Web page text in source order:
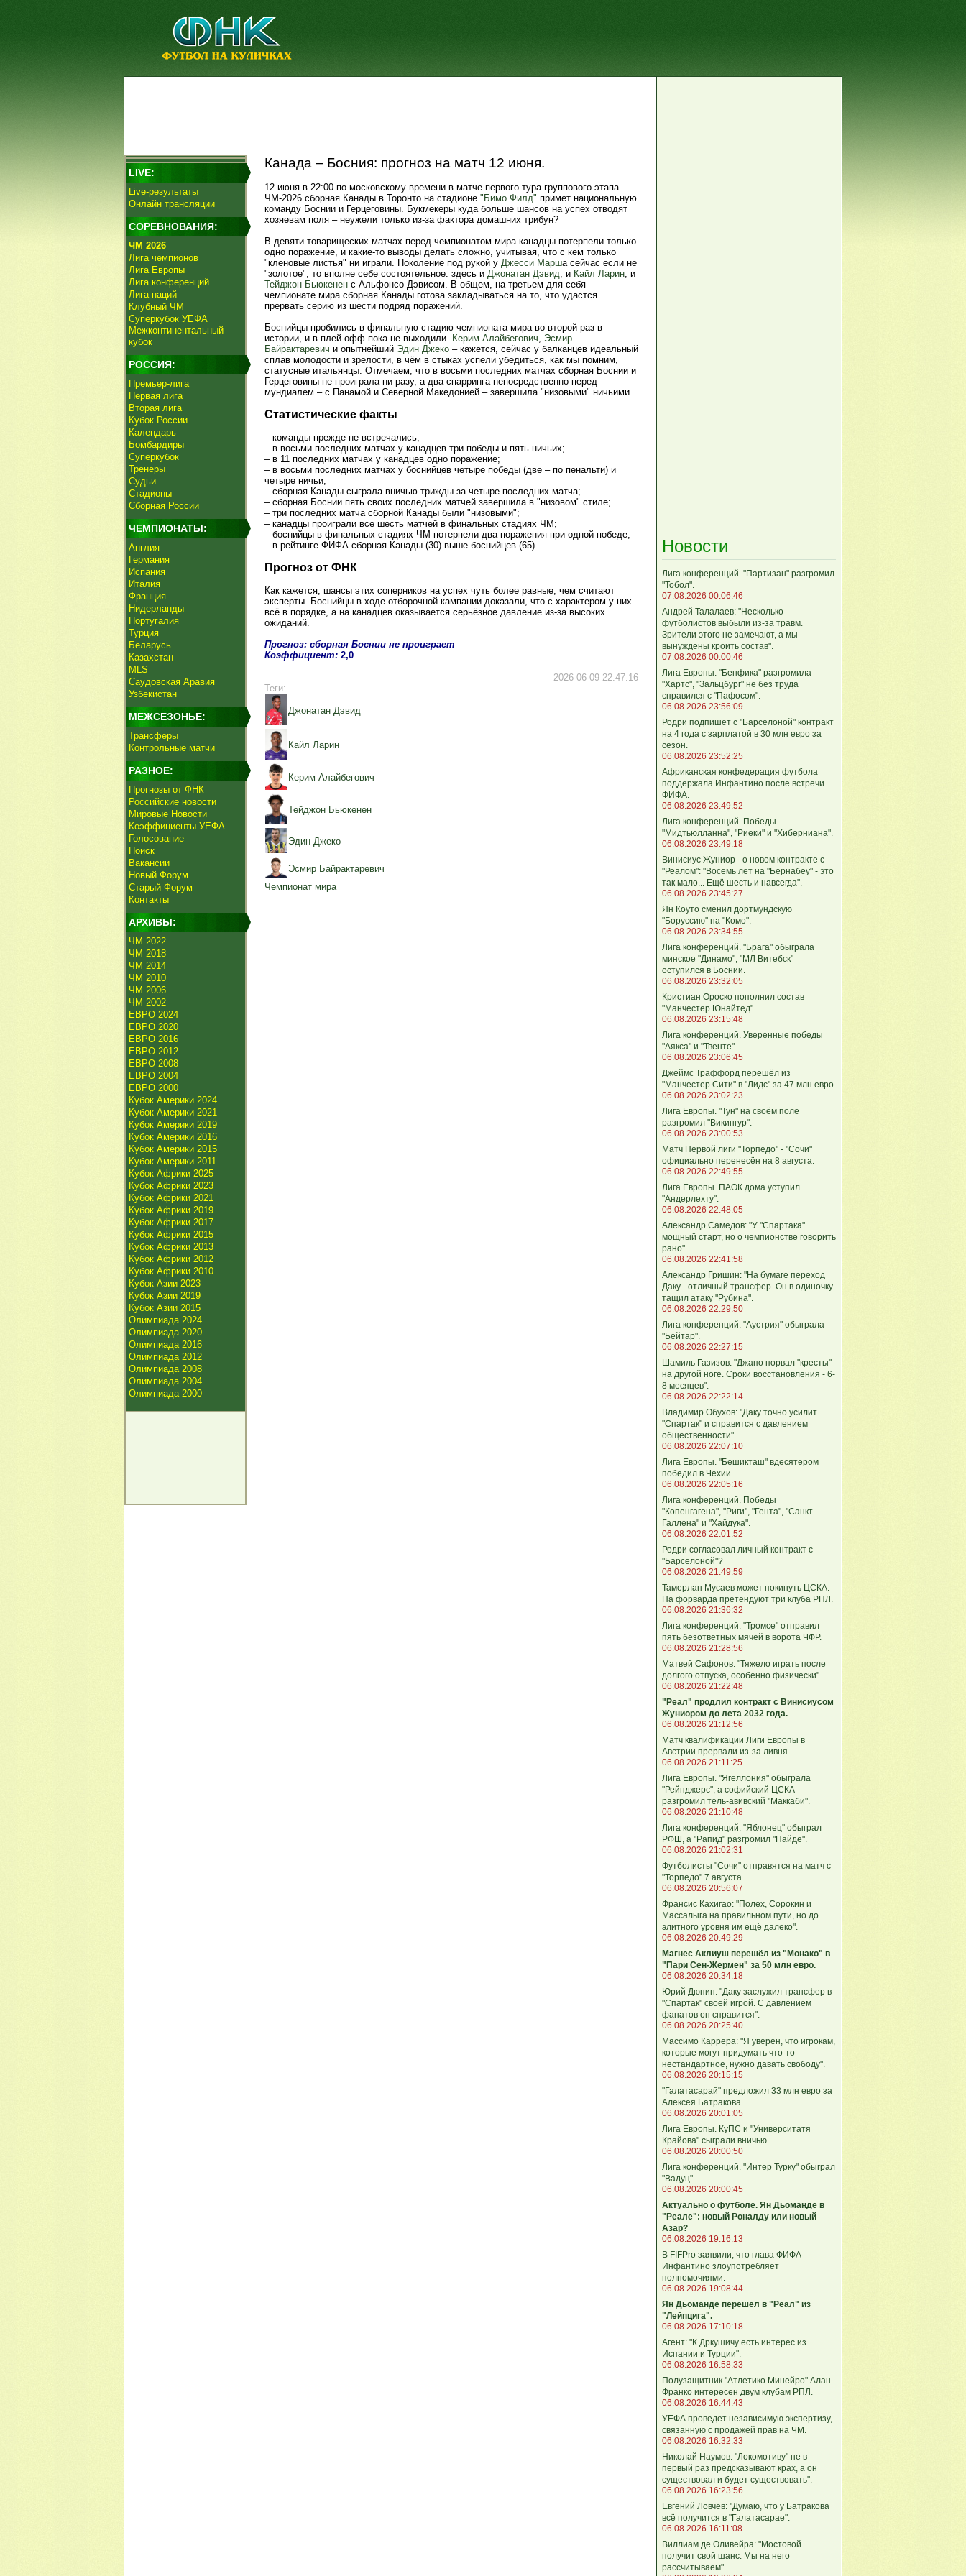
LIVE:
Live-результаты
Онлайн трансляции
СОРЕВНОВАНИЯ:
ЧМ 2026
Лига чемпионов
Лига Европы
Лига конференций
Лига наций
Клубный ЧМ
Суперкубок УЕФА
Межконтинентальный
кубок
РОССИЯ:
Премьер-лига
Первая лига
Вторая лига
Кубок России
Календарь
Бомбардиры
Суперкубок
Тренеры
Судьи
Стадионы
Сборная России
ЧЕМПИОНАТЫ:
Англия
Германия
Испания
Италия
Франция
Нидерланды
Португалия
Турция
Беларусь
Казахстан
MLS
Саудовская Аравия
Узбекистан
МЕЖСЕЗОНЬЕ:
Трансферы
Контрольные матчи
РАЗНОЕ:
Прогнозы от ФНК
Российские новости
Мировые Новости
Коэффициенты УЕФА
Голосование
Поиск
Вакансии
Новый Форум
Старый Форум
Контакты
АРХИВЫ:
ЧМ 2022
ЧМ 2018
ЧМ 2014
ЧМ 2010
ЧМ 2006
ЧМ 2002
ЕВРО 2024
ЕВРО 2020
ЕВРО 2016
ЕВРО 2012
ЕВРО 2008
ЕВРО 2004
ЕВРО 2000
Кубок Америки 2024
Кубок Америки 2021
Кубок Америки 2019
Кубок Америки 2016
Кубок Америки 2015
Кубок Америки 2011
Кубок Африки 2025
Кубок Африки 2023
Кубок Африки 2021
Кубок Африки 2019
Кубок Африки 2017
Кубок Африки 2015
Кубок Африки 2013
Кубок Африки 2012
Кубок Африки 2010
Кубок Азии 2023
Кубок Азии 2019
Кубок Азии 2015
Олимпиада 2024
Олимпиада 2020
Олимпиада 2016
Олимпиада 2012
Олимпиада 2008
Олимпиада 2004
Олимпиада 2000
Канада – Босния: прогноз на матч 12 июня.
12 июня в 22:00 по московскому времени в матче первого тура группового этапа
ЧМ-2026 сборная Канады в Торонто на стадионе "Бимо Филд" примет национальную
команду Боснии и Герцеговины. Букмекеры куда больше шансов на успех отводят
хозяевам поля – неужели только из-за фактора домашних трибун?
В девяти товарищеских матчах перед чемпионатом мира канадцы потерпели только
одно поражение, и какие-то выводы делать сложно, учитывая, что с кем только
"кленовые листья" ни играли. Поколение под рукой у Джесси Марша сейчас если не
"золотое", то вполне себе состоятельное: здесь и Джонатан Дэвид, и Кайл Ларин, и
Тейджон Бьюкенен с Альфонсо Дэвисом. В общем, на третьем для себя
чемпионате мира сборная Канады готова закладываться на то, что удастся
прервать серию из шести подряд поражений.
Боснийцы пробились в финальную стадию чемпионата мира во второй раз в
истории, и в плей-офф пока не выходили. Керим Алайбегович, Эсмир
Байрактаревич и опытнейший Эдин Джеко – кажется, сейчас у балканцев идеальный
сплав молодости и зрелости, в чём в стыках успели убедиться, как мы помним,
статусные итальянцы. Отмечаем, что в восьми последних матчах сборная Боснии и
Герцеговины не проиграла ни разу, а два спарринга непосредственно перед
мундиалем – с Панамой и Северной Македонией – завершила "низовыми" ничьими.
Статистические факты
– команды прежде не встречались;
– в восьми последних матчах у канадцев три победы и пять ничьих;
– в 11 последних матчах у канадцев одно поражение;
– в восьми последних матчах у боснийцев четыре победы (две – по пенальти) и
четыре ничьи;
– сборная Канады сыграла вничью трижды за четыре последних матча;
– сборная Боснии пять своих последних матчей завершила в "низовом" стиле;
– три последних матча сборной Канады были "низовыми";
– канадцы проиграли все шесть матчей в финальных стадиях ЧМ;
– боснийцы в финальных стадиях ЧМ потерпели два поражения при одной победе;
– в рейтинге ФИФА сборная Канады (30) выше боснийцев (65).
Прогноз от ФНК
Как кажется, шансы этих соперников на успех чуть более равные, чем считают
эксперты. Боснийцы в ходе отборочной кампании доказали, что с характером у них
всё в порядке, а на канадцев оказывается серьёзное давление из-за высоких
ожиданий.
Прогноз: сборная Боснии не проиграет
Коэффициент: 2,0
2026-06-09 22:47:16
Теги:
Джонатан Дэвид
Кайл Ларин
Керим Алайбегович
Тейджон Бьюкенен
Эдин Джеко
Эсмир Байрактаревич
Чемпионат мира
Новости
Лига кoнференций. "Партизан" разгромил
"Тобол".
07.08.2026 00:06:46
Андрей Талалаев: "Несколько
футболистов выбыли из-за травм.
Зрители этого не замечают, а мы
вынуждены кроить состав".
07.08.2026 00:00:46
Лига Европы. "Бенфика" разгромила
"Хартс", "Зальцбург" не без труда
справился с "Пафосом".
06.08.2026 23:56:09
Родри подпишет с "Барселоной" контракт
на 4 года с зарплатой в 30 млн евро за
сезон.
06.08.2026 23:52:25
Африканская конфедерация футбола
поддержала Инфантино после встречи
ФИФА.
06.08.2026 23:49:52
Лига кoнференций. Победы
"Мидтьюлланна", "Риеки" и "Хиберниана".
06.08.2026 23:49:18
Винисиус Жуниор - о новом контракте с
"Реалом": "Восемь лет на "Бернабеу" - это
так мало... Ещё шесть и навсегда".
06.08.2026 23:45:27
Ян Коуто сменил дортмундскую
"Боруссию" на "Комо".
06.08.2026 23:34:55
Лига кoнференций. "Брага" обыграла
минское "Динамо", "МЛ Витебск"
оступился в Боснии.
06.08.2026 23:32:05
Кристиан Ороско пополнил состав
"Манчестер Юнайтед".
06.08.2026 23:15:48
Лига кoнференций. Уверенные победы
"Аякса" и "Твенте".
06.08.2026 23:06:45
Джеймс Траффорд перешёл из
"Манчестер Сити" в "Лидс" за 47 млн евро.
06.08.2026 23:02:23
Лига Европы. "Тун" на своём поле
разгромил "Викингур".
06.08.2026 23:00:53
Матч Первой лиги "Торпедо" - "Сочи"
официально перенесён на 8 августа.
06.08.2026 22:49:55
Лига Европы. ПАОК дома уступил
"Андерлехту".
06.08.2026 22:48:05
Александр Самедов: "У "Спартака"
мощный старт, но о чемпионстве говорить
рано".
06.08.2026 22:41:58
Александр Гришин: "На бумаге переход
Даку - отличный трансфер. Он в одиночку
тащил атаку "Рубина".
06.08.2026 22:29:50
Лига конференций. "Аустрия" обыграла
"Бейтар".
06.08.2026 22:27:15
Шамиль Газизов: "Джапо порвал "кресты"
на другой ноге. Сроки восстановления - 6-
8 месяцев".
06.08.2026 22:22:14
Владимир Обухов: "Даку точно усилит
"Спартак" и справится с давлением
общественности".
06.08.2026 22:07:10
Лига Европы. "Бешикташ" вдесятером
победил в Чехии.
06.08.2026 22:05:16
Лига конференций. Победы
"Копенгагена", "Риги", "Гента", "Санкт-
Галлена" и "Хайдука".
06.08.2026 22:01:52
Родри согласовал личный контракт с
"Барселоной"?
06.08.2026 21:49:59
Тамерлан Мусаев может покинуть ЦСКА.
На форварда претендуют три клуба РПЛ.
06.08.2026 21:36:32
Лига конференций. "Тромсе" отправил
пять безответных мячей в ворота ЧФР.
06.08.2026 21:28:56
Матвей Сафонов: "Тяжело играть после
долгого отпуска, особенно физически".
06.08.2026 21:22:48
"Реал" продлил контракт с Винисиусом
Жуниором до лета 2032 года.
06.08.2026 21:12:56
Матч квалификации Лиги Европы в
Австрии прервали из-за ливня.
06.08.2026 21:11:25
Лига Европы. "Ягеллония" обыграла
"Рейнджерс", а софийский ЦСКА
разгромил тель-авивский "Маккаби".
06.08.2026 21:10:48
Лига кoнференций. "Яблонец" обыграл
РФШ, а "Рапид" разгромил "Пайде".
06.08.2026 21:02:31
Футболисты "Сочи" отправятся на матч с
"Торпедо" 7 августа.
06.08.2026 20:56:07
Франсис Кахигао: "Полех, Сорокин и
Массалыга на правильном пути, но до
элитного уровня им ещё далеко".
06.08.2026 20:49:29
Магнес Аклиуш перешёл из "Монако" в
"Пари Сен-Жермен" за 50 млн евро.
06.08.2026 20:34:18
Юрий Дюпин: "Даку заслужил трансфер в
"Спартак" своей игрой. С давлением
фанатов он справится".
06.08.2026 20:25:40
Массимо Каррера: "Я уверен, что игрокам,
которые могут придумать что-то
нестандартное, нужно давать свободу".
06.08.2026 20:15:15
"Галатасарай" предложил 33 млн евро за
Алексея Батракова.
06.08.2026 20:01:05
Лига Европы. КуПС и "Университатя
Крайова" сыграли вничью.
06.08.2026 20:00:50
Лига конференций. "Интер Турку" обыграл
"Вадуц".
06.08.2026 20:00:45
Актуально о футболе. Ян Дьоманде в
"Реале": новый Роналду или новый
Азар?
06.08.2026 19:16:13
В FIFPro заявили, что глава ФИФА
Инфантино злоупотребляет
полномочиями.
06.08.2026 19:08:44
Ян Дьоманде перешел в "Реал" из
"Лейпцига".
06.08.2026 17:10:18
Агент: "К Дркушичу есть интерес из
Испании и Турции".
06.08.2026 16:58:33
Полузащитник "Атлетико Минейро" Алан
Франко интересен двум клубам РПЛ.
06.08.2026 16:44:43
УЕФА проведет независимую экспертизу,
связанную с продажей прав на ЧМ.
06.08.2026 16:32:33
Николай Наумов: "Локомотиву" не в
первый раз предсказывают крах, а он
существовал и будет существовать".
06.08.2026 16:23:56
Евгений Ловчев: "Думаю, что у Батракова
всё получится в "Галатасарае".
06.08.2026 16:11:08
Виллиам де Оливейра: "Мостовой
получит свой шанс. Мы на него
рассчитываем".